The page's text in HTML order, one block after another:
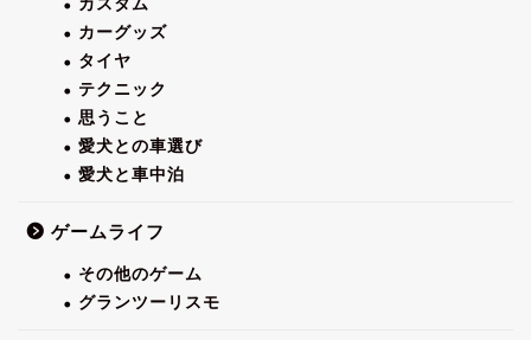
カスタム
カーグッズ
タイヤ
テクニック
思うこと
愛犬との車選び
愛犬と車中泊
ゲームライフ
その他のゲーム
グランツーリスモ